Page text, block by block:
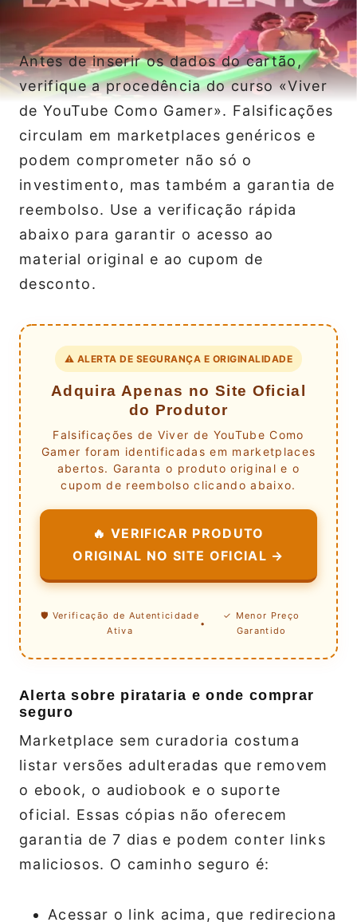
Antes de inserir os dados do cartão,
verifique a procedência do curso «Viver
de YouTube Como Gamer». Falsificações
circulam em marketplaces genéricos e
podem comprometer não só o
investimento, mas também a garantia de
reembolso. Use a verificação rápida
abaixo para garantir o acesso ao
material original e ao cupom de
desconto.
⚠️ ALERTA DE SEGURANÇA E ORIGINALIDADE
Adquira Apenas no Site Oficial
do Produtor
Falsificações de Viver de YouTube Como
Gamer foram identificadas em marketplaces
abertos. Garanta o produto original e o
cupom de reembolso clicando abaixo.
🔥 VERIFICAR PRODUTO
ORIGINAL NO SITE OFICIAL →
🛡️ Verificação de Autenticidade
Ativa
•
✓ Menor Preço
Garantido
Alerta sobre pirataria e onde comprar
seguro
Marketplace sem curadoria costuma
listar versões adulteradas que removem
o ebook, o audiobook e o suporte
oficial. Essas cópias não oferecem
garantia de 7 dias e podem conter links
maliciosos. O caminho seguro é:
Acessar o link acima, que redireciona